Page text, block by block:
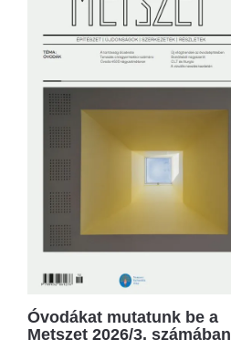
Óvodákat mutatunk be a
Metszet 2026/3. számában